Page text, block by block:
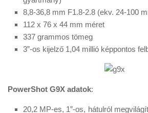
8,8-36,8 mm F1.8-2.8 (ekv. 24-100
112 x 76 x 44 mm méret
337 grammos tömeg
3”-os kijelző 1,04 millió képpontos
PowerShot G9X adatok:
20,2 MP-es, 1”-os, hátulról